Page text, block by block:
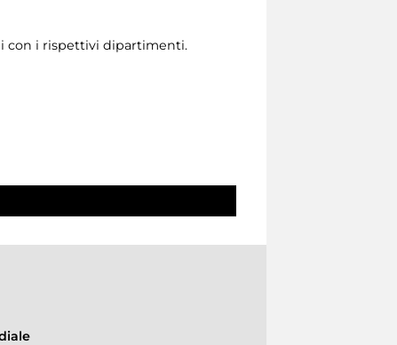
con i rispettivi dipartimenti.